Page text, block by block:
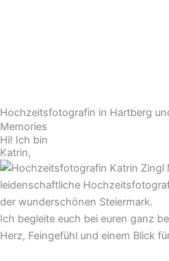
Hochzeitsfotografin in Hartberg
Memories
Hi! Ich bin
Katrin,
leidenschaftliche
der wunderschönen Steiermark.
Ich begleite euch bei euren ganz
Herz, Feingefühl und einem Blick